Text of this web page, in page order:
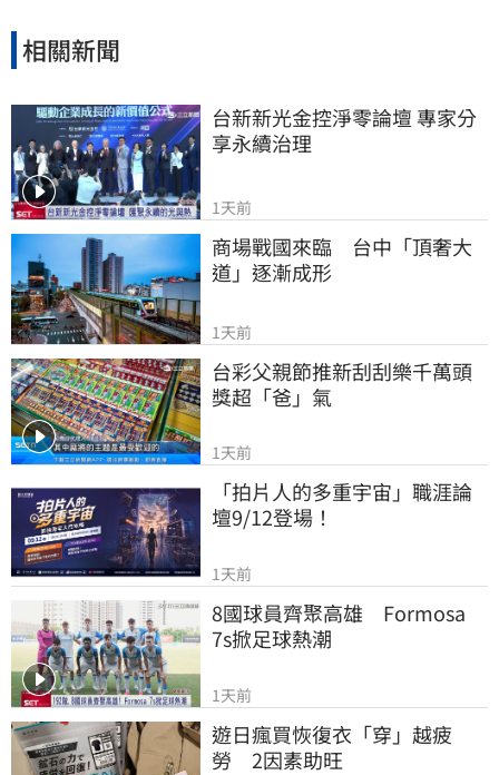
相關新聞
台新新光金控淨零論壇 專家分
享永續治理
1天前
商場戰國來臨　台中「頂奢大
道」逐漸成形
1天前
台彩父親節推新刮刮樂千萬頭
獎超「爸」氣
1天前
「拍片人的多重宇宙」職涯論
壇9/12登場！
1天前
8國球員齊聚高雄　Formosa
7s掀足球熱潮
1天前
遊日瘋買恢復衣「穿」越疲
勞　2因素助旺